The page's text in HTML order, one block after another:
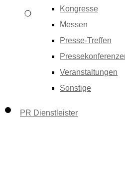
Kongresse
Messen
Presse-Treffen
Veranstaltungen
Sonstige
PR Dienstleister